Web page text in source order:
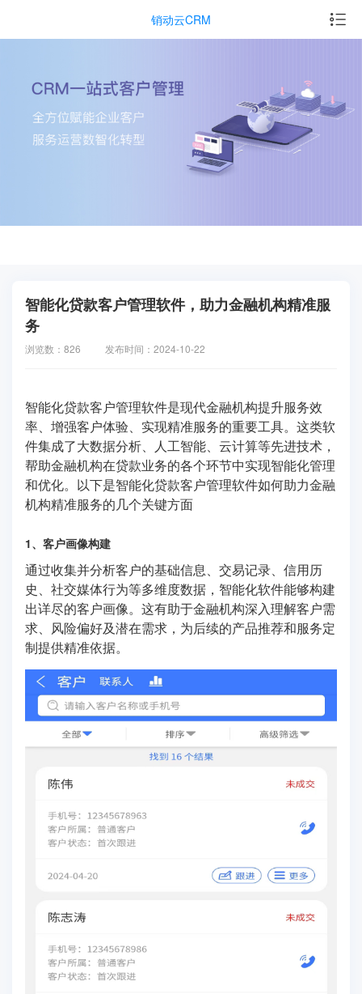
销动云CRM
智能化贷款客户管理软件，助力金融机构精准服
务
浏览数：826 发布时间：2024-10-22
智能化贷款客户管理软件是现代金融机构提升服务效
率、增强客户体验、实现精准服务的重要工具。这类软
件集成了大数据分析、人工智能、云计算等先进技术，
帮助金融机构在贷款业务的各个环节中实现智能化管理
和优化。以下是智能化贷款客户管理软件如何助力金融
机构精准服务的几个关键方面
1、客户画像构建
通过收集并分析客户的基础信息、交易记录、信用历
史、社交媒体行为等多维度数据，智能化软件能够构建
出详尽的客户画像。这有助于金融机构深入理解客户需
求、风险偏好及潜在需求，为后续的产品推荐和服务定
制提供精准依据。